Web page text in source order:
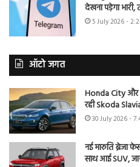
देखना पड़ेगा भारी,
5 July 2026 -
ऑटो जगत
Honda City और
रही Skoda
30 July 2026 -
नई मारुति ब्रेजा
साथ आई SUV,